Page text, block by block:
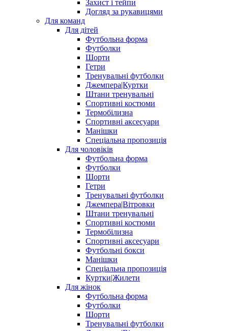
Захист і тейпи
Догляд за рукавицями
Для команд
Для дітей
Футбольна форма
Футболки
Шорти
Гетри
Тренувальні футболки
Джемпера|Куртки
Штани тренувальні
Спортивні костюми
Термобілизна
Спортивні аксесуари
Манішки
Спеціальна пропозиція
Для чоловіків
Футбольна форма
Футболки
Шорти
Гетри
Тренувальні футболки
Джемпера|Вітровки
Штани тренувальні
Спортивні костюми
Термобілизна
Спортивні аксесуари
Футбольні бокси
Манішки
Спеціальна пропозиція
Куртки|Жилети
Для жінок
Футбольна форма
Футболки
Шорти
Тренувальні футболки